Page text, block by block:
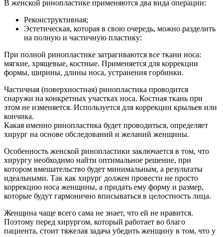
В женской ринопластике применяются два вида операции:
Реконструктивная;
Эстетическая, которая в свою очередь, можно разделить
на полную и частичную пластику:
При полной ринопластике затрагиваются все ткани носа:
мягкие, хрящевые, костные. Применяется для коррекции
формы, ширины, длины носа, устранения горбинки.
Частичная (поверхностная) ринопластика проводится
снаружи на конкретных участках носа. Костная ткань при
этом не изменяется. Используется для коррекции крыльев или
кончика.
Какая именно ринопластика будет проводиться, определяет
хирург на основе обследований и желаний женщины.
Особенность женской ринопластики заключается в том, что
хирургу необходимо найти оптимальное решение, при
котором вмешательство будет минимальным, а результаты
идеальными. Так как хирург должен провести не просто
коррекцию носа женщины, а придать ему форму и размер,
которые будут гармонично вписываться в целостность лица.
Женщина чаще всего сама не знает, что ей не нравится.
Поэтому перед хирургом, который работает во благо
пациента, стоит тяжелая задача убедить женщину в том, что у